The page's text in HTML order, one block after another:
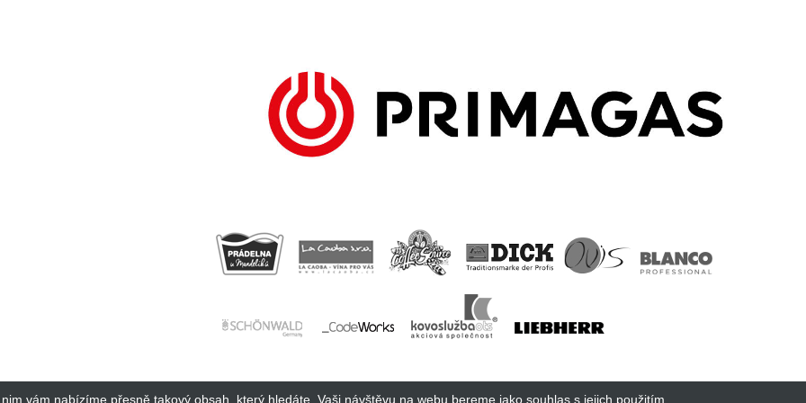
vám nabízíme přesně takový obsah, který hledáte. Vaši návštěvu na webu bereme jako souhlas s jejich použitím.